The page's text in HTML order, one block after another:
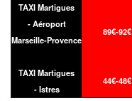
TAXI Martigues
- Aéroport
Marseille-Provence
89€-92€
TAXI Martigues
- Istres
44€-48€